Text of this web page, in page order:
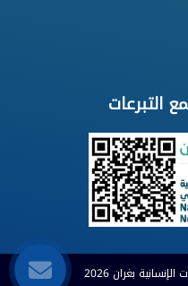
التبرعات
بغران 2026